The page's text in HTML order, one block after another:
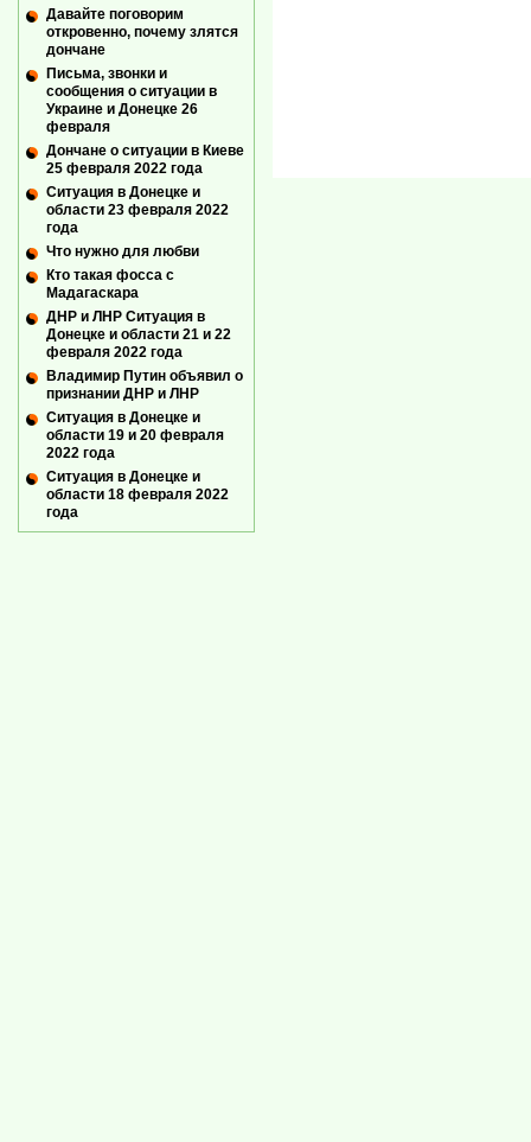
Давайте поговорим
откровенно, почему злятся
дончане
Письма, звонки и
сообщения о ситуации в
Украине и Донецке 26
февраля
Дончане о ситуации в Киеве
25 февраля 2022 года
Ситуация в Донецке и
области 23 февраля 2022
года
Что нужно для любви
Кто такая фосса с
Мадагаскара
ДНР и ЛНР Ситуация в
Донецке и области 21 и 22
февраля 2022 года
Владимир Путин объявил о
признании ДНР и ЛНР
Ситуация в Донецке и
области 19 и 20 февраля
2022 года
Ситуация в Донецке и
области 18 февраля 2022
года